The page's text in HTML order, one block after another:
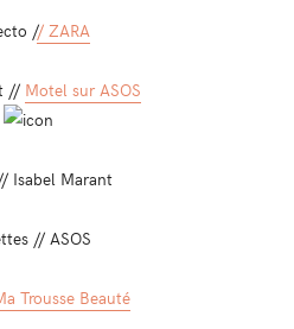
// ZARA
// Motel sur ASOS
Isabel Marant
// ASOS
Trousse Beauté